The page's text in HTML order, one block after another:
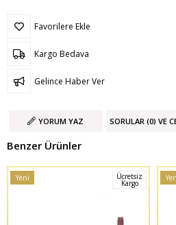
Favorilere Ekle
Kargo Bedava
Gelince Haber Ver
YORUM YAZ SORULAR (0) VE
Benzer Ürünler
Yeni
Ücretsiz
Kargo